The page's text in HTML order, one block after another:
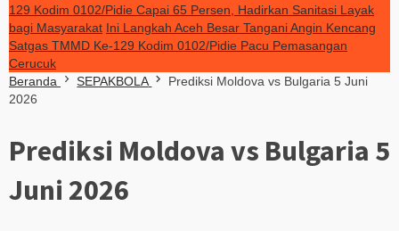
129 Kodim 0102/Pidie Capai 65 Persen, Hadirkan Sanitasi Layak
bagi Masyarakat Ini Langkah Aceh Besar Tangani Angin Kencang
Satgas TMMD Ke-129 Kodim 0102/Pidie Pacu Pemasangan
Cerucuk
Beranda
SEPAKBOLA
Prediksi Moldova vs Bulgaria 5 Juni
2026
Prediksi Moldova vs Bulgaria 5
Juni 2026